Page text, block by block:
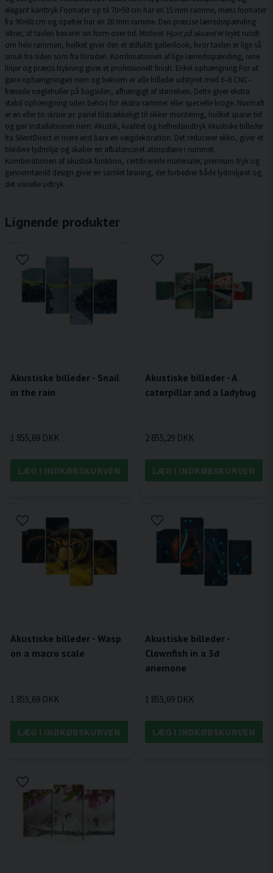
elegant kanttryk Formater op til 70×50 cm har en 15 mm ramme, mens formater
fra 90×60 cm og opefter har en 20 mm ramme. Den præcise lærredsspænding
sikrer, at tavlen bevarer sin form over tid. Motivet Hjort på akvareler trykt rundt
om hele rammen, hvilket giver den et stilfuldt gallerilook, hvor tavlen er lige så
smuk fra siden som fra forsiden. Kombinationen af lige lærredsspænding, rene
linjer og præcis trykning giver et professionelt finish. Enkel ophængning For at
gøre ophængningen nem og bekvem er alle billeder udstyret med 6–8 CNC-
fræsede nøglehuller på bagsiden, afhængigt af størrelsen. Dette giver ekstra
stabil ophængning uden behov for ekstra rammer eller specielle kroge. Normalt
er en eller to skruer pr. panel tilstrækkeligt til sikker montering, hvilket sparer tid
og gør installationen nem. Akustik, kvalitet og helhedsindtryk Akustiske billeder
fra SilentDirect er mere end bare en vægdekoration. Det reducerer ekko, giver et
blødere lydmiljø og skaber en afbalanceret atmosfære i rummet.
Kombinationen af akustisk funktion, certificerede materialer, premium-tryk og
gennemtænkt design giver en samlet løsning, der forbedrer både lydmiljøet og
det visuelle udtryk.
Lignende produkter
Akustiske billeder - Snail
in the rain
1 855,69 DKK
LÆG I INDKØBSKURVEN
Akustiske billeder - A
caterpillar and a ladybug
2 855,29 DKK
LÆG I INDKØBSKURVEN
Akustiske billeder - Wasp
on a macro scale
1 855,69 DKK
LÆG I INDKØBSKURVEN
Akustiske billeder -
Clownfish in a 3d
anemone
1 855,69 DKK
LÆG I INDKØBSKURVEN